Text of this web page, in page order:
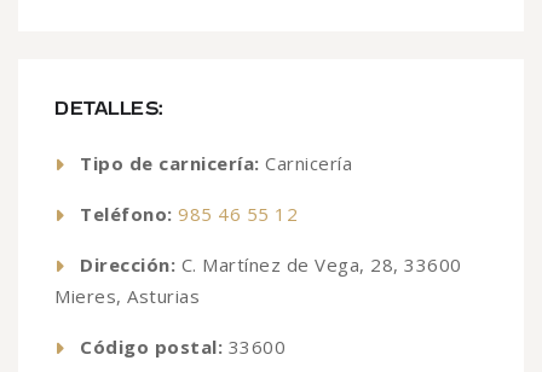
DETALLES:
Tipo de carnicería: Carnicería
Teléfono: 985 46 55 12
Dirección: C. Martínez de Vega, 28, 33600
Mieres, Asturias
Código postal: 33600